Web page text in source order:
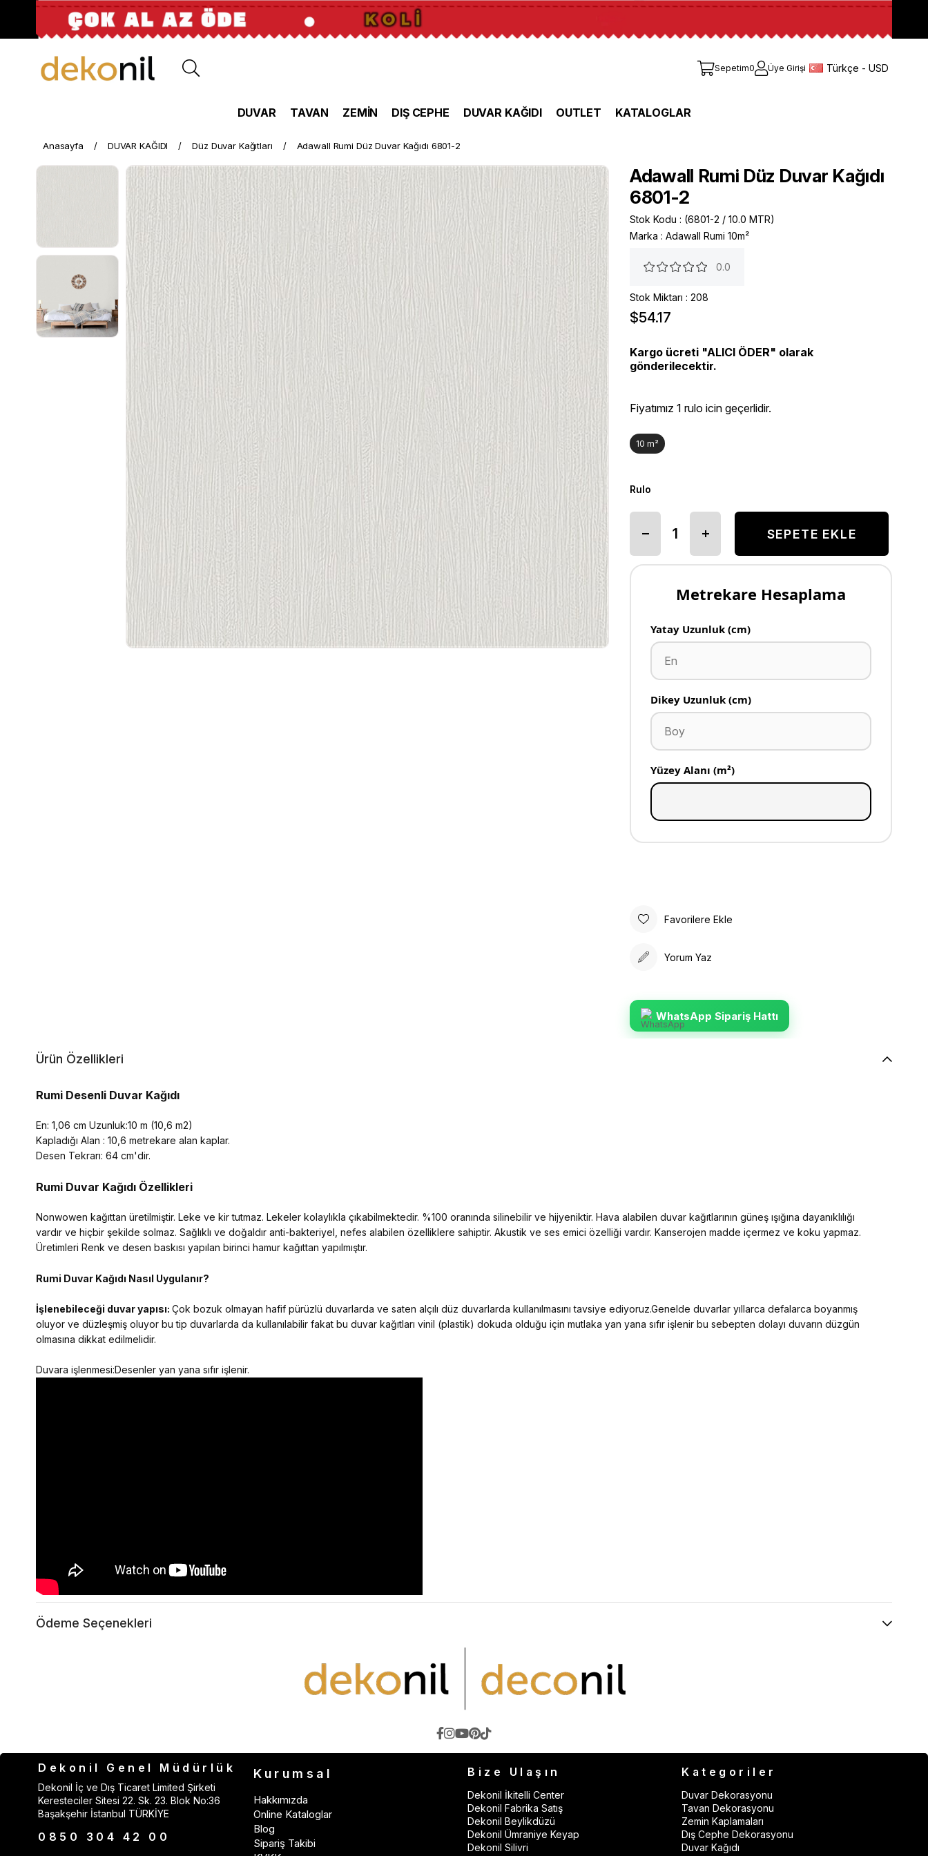
Sepetim0 Üye Girişi Türkçe - USD
DUVAR TAVAN ZEMİN DIŞ CEPHE DUVAR KAĞIDI OUTLET KATALOGLAR
Anasayfa DUVAR KAĞIDI Düz Duvar Kağıtları Adawall Rumi Düz Duvar Kağıdı 6801-2
Adawall Rumi Düz Duvar Kağıdı
6801-2
Stok Kodu
(6801-2 / 10.0 MTR)
Marka : Adawall Rumi 10m²
0.0
Stok Miktarı : 208
$54.17
Kargo ücreti "ALICI ÖDER" olarak
gönderilecektir.
Fiyatımız 1 rulo icin geçerlidir.
10 m²
Rulo
Metrekare Hesaplama
Yatay Uzunluk (cm)
Dikey Uzunluk (cm)
Yüzey Alanı (m²)
Favorilere Ekle
Yorum Yaz
WhatsApp Sipariş Hattı
Ürün Özellikleri
Rumi Desenli Duvar Kağıdı
En: 1,06 cm Uzunluk:10 m (10,6 m2)
Kapladığı Alan : 10,6 metrekare alan kaplar.
Desen Tekrarı: 64 cm'dir.
Rumi Duvar Kağıdı Özellikleri
Nonwowen kağıttan üretilmiştir. Leke ve kir tutmaz. Lekeler kolaylıkla çıkabilmektedir. %100 oranında silinebilir ve hijyeniktir. Hava alabilen duvar kağıtlarının güneş ışığına dayanıklılığı
vardır ve hiçbir şekilde solmaz. Sağlıklı ve doğaldır anti-bakteriyel, nefes alabilen özelliklere sahiptir. Akustik ve ses emici özelliği vardır. Kanserojen madde içermez ve koku yapmaz.
Üretimleri Renk ve desen baskısı yapılan birinci hamur kağıttan yapılmıştır.
Rumi Duvar Kağıdı Nasıl Uygulanır?
İşlenebileceği duvar yapısı: Çok bozuk olmayan hafif pürüzlü duvarlarda ve saten alçılı düz duvarlarda kullanılmasını tavsiye ediyoruz.Genelde duvarlar yıllarca defalarca boyanmış
oluyor ve düzleşmiş oluyor bu tip duvarlarda da kullanılabilir fakat bu duvar kağıtları vinil (plastik) dokuda olduğu için mutlaka yan yana sıfır işlenir bu sebepten dolayı duvarın düzgün
olmasına dikkat edilmelidir.
Duvara işlenmesi:Desenler yan yana sıfır işlenir.
Ödeme Seçenekleri
Dekonil Genel Müdürlük
Dekonil İç ve Dış Ticaret Limited Şirketi
Keresteciler Sitesi 22. Sk. 23. Blok No:36
Başakşehir İstanbul TÜRKİYE
0850 304 42 00
Kurumsal
Hakkımızda
Online Kataloglar
Blog
Sipariş Takibi
Bize Ulaşın
Dekonil İkitelli Center
Dekonil Fabrika Satış
Dekonil Beylikdüzü
Dekonil Ümraniye Keyap
Dekonil Silivri
Kategoriler
Duvar Dekorasyonu
Tavan Dekorasyonu
Zemin Kaplamaları
Dış Cephe Dekorasyonu
Duvar Kağıdı